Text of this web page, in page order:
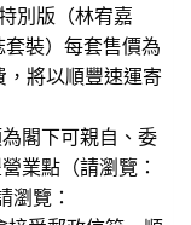
別版（林宥嘉
裝）每套售價為
將以順豐速運寄
閣下可親自、委
業點（請瀏覽：
瀏覽：